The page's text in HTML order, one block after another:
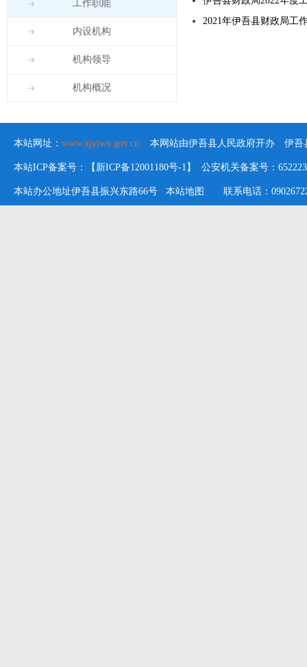
工作职能
内设机构
机构领导
机构概况
2021年伊吾县财政局工
本站网址： www.xjyiwu.gov.cn 本网站由伊吾县人民政府开办 伊吾
本站ICP备案号：【新ICP备12001180号-1】 公安机关备案号：
本站办公地址伊吾县振兴东路66号 本站地图 联系电话：